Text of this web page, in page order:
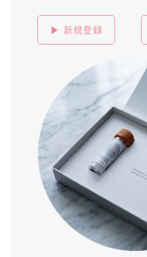
▶︎ 新規登録